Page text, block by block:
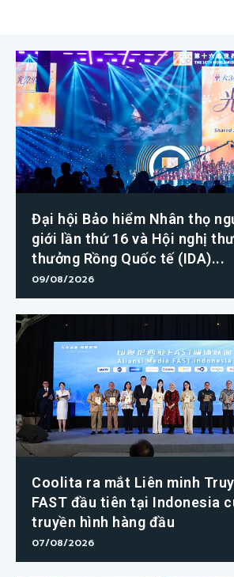
Đại hội Bảo hiểm Nhân thọ
giới lần thứ 16 và Hội nghị
thưởng Rồng Quốc tế (IDA)...
09/08/2026
Coolita ra mắt Liên minh
FAST đầu tiên tại Indonesia
truyền hình hàng đầu
07/08/2026